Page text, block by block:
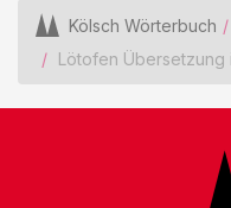
Kölsch Wörterbuch
Lötofen Übersetzung